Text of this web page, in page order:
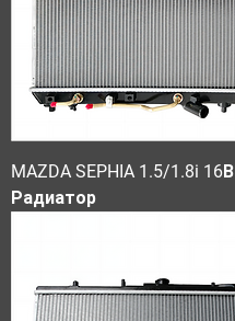
MAZDA SEPHIA 1.5/1.8i 16В
Радиатор